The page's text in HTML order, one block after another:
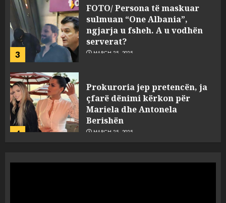
3
sulmuan “One Albania”,
ngjarja u fsheh. A u vodhën
serverat?
MARCH 25, 2025
4
çfarë dënimi kërkon për
Mariela dhe Antonela
Berishën
MARCH 25, 2025